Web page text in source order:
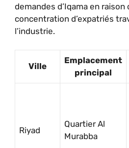
demandes d’Iqama en raison
concentration d’expatriés
l’industrie.
Ville
Emplacement
principal
Riyad
Quartier Al
Murabba